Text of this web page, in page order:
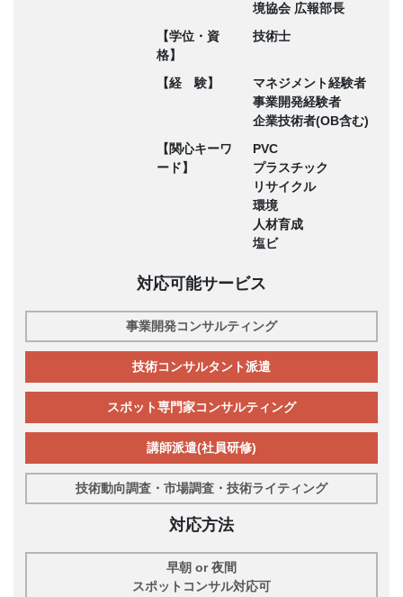
境協会 広報部長
【学位・資
格】
技術士
【経 験】
マネジメント経験者
事業開発経験者
企業技術者(OB含む)
【関心キーワ
ード】
PVC
プラスチック
リサイクル
環境
人材育成
塩ビ
対応可能サービス
事業開発コンサルティング
技術コンサルタント派遣
スポット専門家コンサルティング
講師派遣(社員研修)
技術動向調査・市場調査・技術ライティング
対応方法
早朝 or 夜間
スポットコンサル対応可